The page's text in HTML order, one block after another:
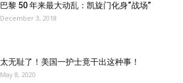
巴黎 50 年来最大动乱：凯旋门化身“战场”
December 3, 2018
太无耻了！美国一护士竟干出这种事！
May 8, 2020